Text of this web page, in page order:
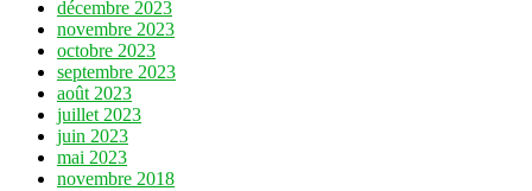
décembre 2023
novembre 2023
octobre 2023
septembre 2023
août 2023
juillet 2023
juin 2023
mai 2023
novembre 2018